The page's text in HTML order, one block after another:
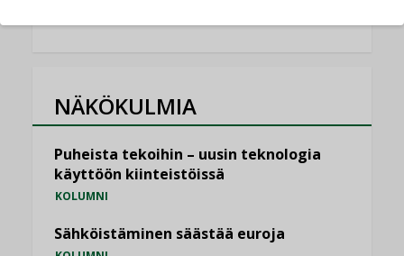
NÄKÖKULMIA
Puheista tekoihin – uusin teknologia
käyttöön kiinteistöissä
KOLUMNI
Sähköistäminen säästää euroja